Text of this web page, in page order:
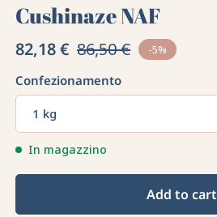
Cushinaze NAF
82,18 € 86,50 € -5%
Confezionamento
1 kg
In magazzino
Add to cart